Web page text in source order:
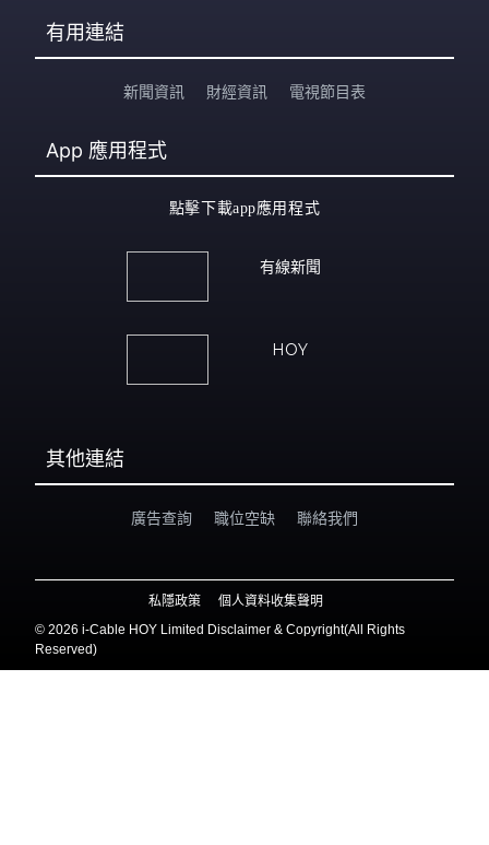
有用連結
新聞資訊 財經資訊 電視節目表
App 應用程式
點擊下載app應用程式
有線新聞
HOY
其他連結
廣告查詢 職位空缺 聯絡我們
私隱政策
個人資料收集聲明
© 2026 i-Cable HOY Limited Disclaimer & Copyright(All Rights
Reserved)